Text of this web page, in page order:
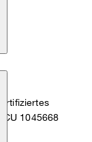
CU 1045668